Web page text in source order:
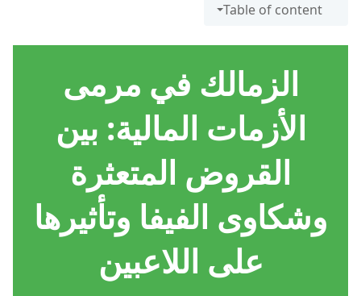
Table of content
الزمالك في مرمى
الأزمات المالية: بين
القروض المتعثرة
وشكاوى الفيفا وتأثيرها
على اللاعبين